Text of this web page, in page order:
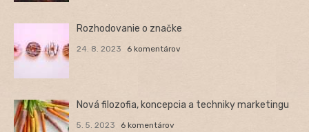
Rozhodovanie o značke
24. 8. 2023 6 komentárov
Nová filozofia, koncepcia a techniky marketingu
5. 5. 2023 6 komentárov